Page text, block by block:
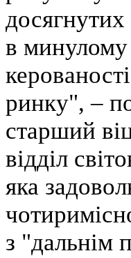
в минулому
ринку", –
старший
відділ
яка
з "дальнім